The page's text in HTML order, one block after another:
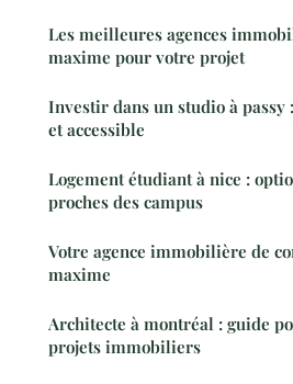
Les meilleures agences
maxime pour votre projet
Investir dans un studio à passy
et accessible
Logement étudiant à nice :
proches des campus
Votre agence immobilière de
maxime
Architecte à montréal : guide
projets immobiliers